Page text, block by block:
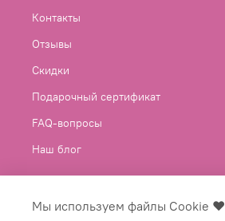
Контакты
Отзывы
Скидки
Подарочный сертификат
FAQ-вопросы
Наш блог
Мы используем файлы Cookie ♥